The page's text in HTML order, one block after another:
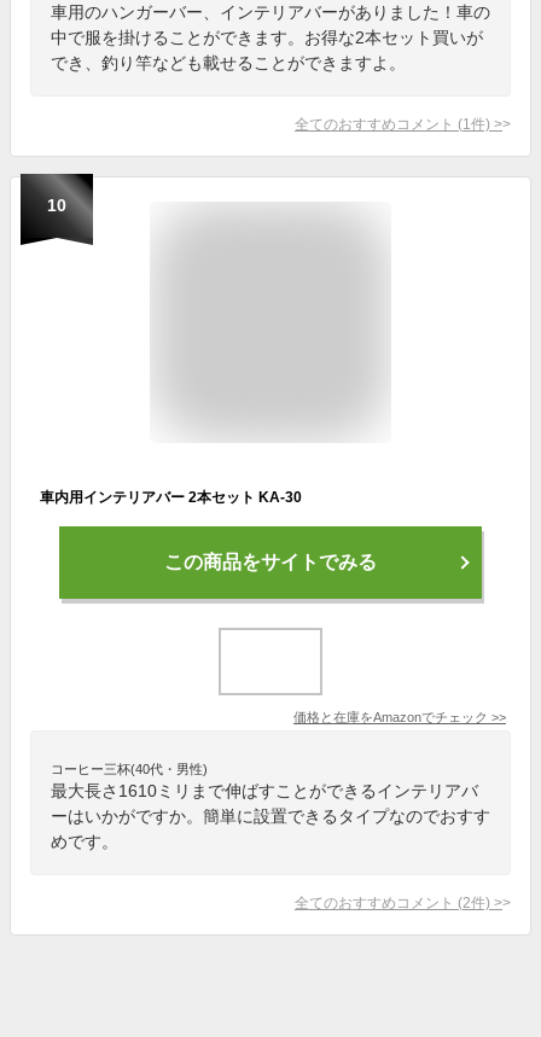
車用のハンガーバー、インテリアバーがありました！車の
中で服を掛けることができます。お得な2本セット買いが
でき、釣り竿なども載せることができますよ。
全てのおすすめコメント (1 件) >
10
車内用インテリアバー 2本セット KA-30
この商品をサイトでみる
価格と在庫をAmazonでチェック >>
コーヒー三杯(40代・男性)
最大長さ1610ミリまで伸ばすことができるインテリアバ
ーはいかがですか。簡単に設置できるタイプなのでおすす
めです。
全てのおすすめコメント (2件) >